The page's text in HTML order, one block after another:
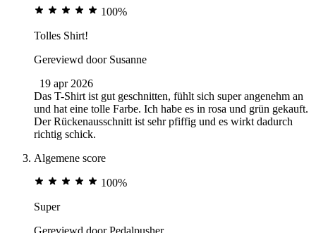
100%
Tolles Shirt!
Gereviewd door Susanne
19 apr 2026
Das T-Shirt ist gut geschnitten, fühlt sich super angenehm an
und hat eine tolle Farbe. Ich habe es in rosa und grün gekauft.
Der Rückenausschnitt ist sehr pfiffig und es wirkt dadurch
richtig schick.
Algemene score
100%
Super
Gereviewd doorPedalpusher